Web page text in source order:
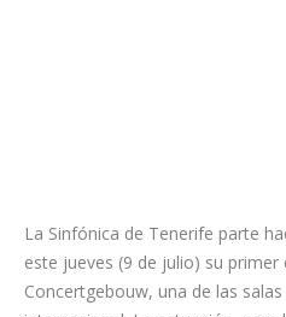
La Sinfónica de Tenerife parte
este jueves (9 de julio) su primer
Concertgebouw, una de las